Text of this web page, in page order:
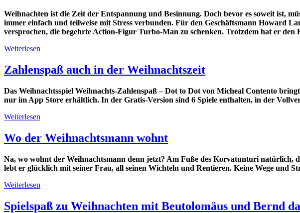
Weihnachten ist die Zeit der Entspannung und Besinnung. Doch bevor es soweit ist,
immer einfach und teilweise mit Stress verbunden. Für den Geschäftsmann Howard
versprochen, die begehrte Action-Figur Turbo-Man zu schenken. Trotzdem hat er den
Weiterlesen
Zahlenspaß auch in der Weihnachtszeit
Das Weihnachtsspiel Weihnachts-Zahlenspaß – Dot to Dot von Micheal Contento
nur im App Store erhältlich. In der Gratis-Version sind 6 Spiele enthalten, in der
Weiterlesen
Wo der Weihnachtsmann wohnt
Na, wo wohnt der Weihnachtsmann denn jetzt? Am Fuße des Korvatunturi natürlich,
lebt er glücklich mit seiner Frau, all seinen Wichteln und Rentieren. Keine Wege und
Weiterlesen
Spielspaß zu Weihnachten mit Beutolomäus und Bernd